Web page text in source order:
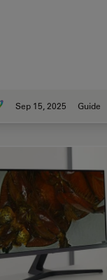
Improvement Across
Sep 15, 2025 Guide